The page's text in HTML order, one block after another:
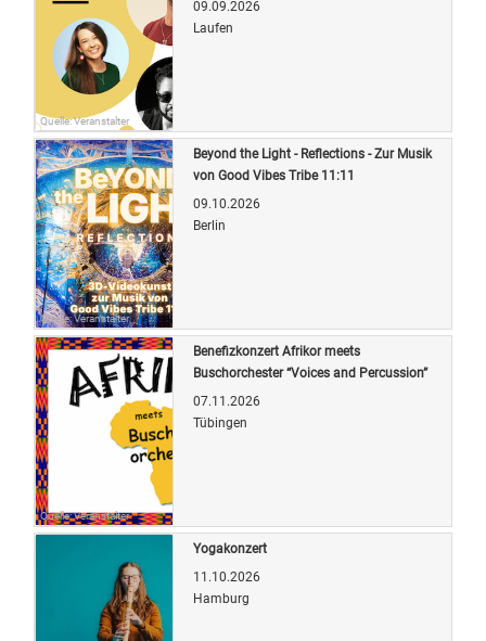
Quelle: Veranstalter
09.09.2026
Laufen
Quelle: Veranstalter
Beyond the Light - Reflections - Zur Musik
von Good Vibes Tribe 11:11
09.10.2026
Berlin
Quelle: Veranstalter
Benefizkonzert Afrikor meets
Buschorchester “Voices and Percussion”
07.11.2026
Tübingen
Yogakonzert
11.10.2026
Hamburg